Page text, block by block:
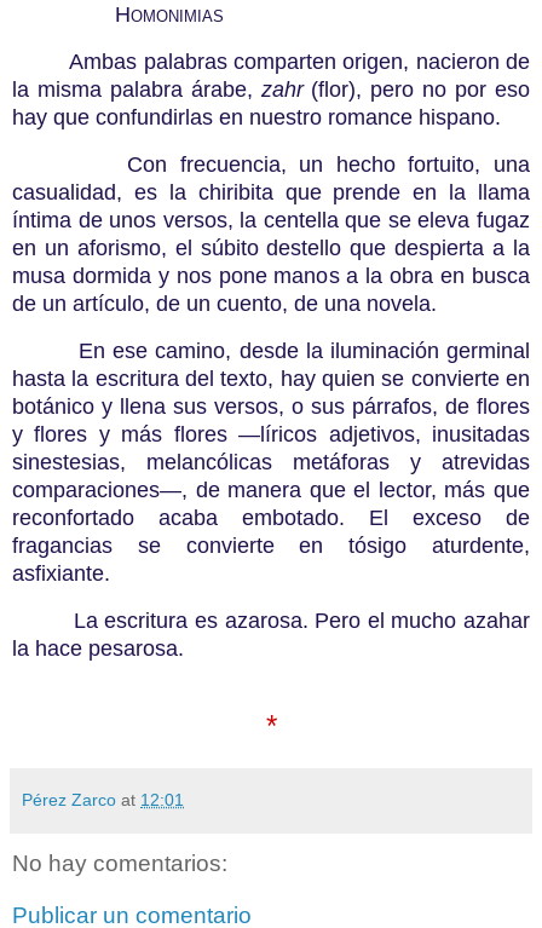
Homonimias
Ambas palabras comparten origen, nacieron de
la misma palabra árabe, zahr(flor), pero no por eso
hay que confundirlas en nuestro romance hispano.
Con frecuencia, un hecho fortuito, una
casualidad, es la chiribita que prende en la llama
íntima de unos versos, la centella que se eleva fugaz
en un aforismo, el súbito destello que despierta a la
musa dormida y nos pone manos a la obra en busca
de un artículo, de un cuento, de una novela.
En ese camino, desde la iluminación germinal
hasta la escritura del texto, hay quien se convierte en
botánico y llena sus versos, o sus párrafos, de flores
y flores y más flores —líricos adjetivos, inusitadas
sinestesias, melancólicas metáforas y atrevidas
comparaciones—, de manera que el lector, más que
reconfortado acaba embotado. El exceso de
fragancias se convierte en tósigo aturdente,
asfixiante.
La escritura es azarosa. Pero el mucho azahar
la hace pesarosa.
*
Pérez Zarco at 12:01
No hay comentarios:
Publicar un comentario